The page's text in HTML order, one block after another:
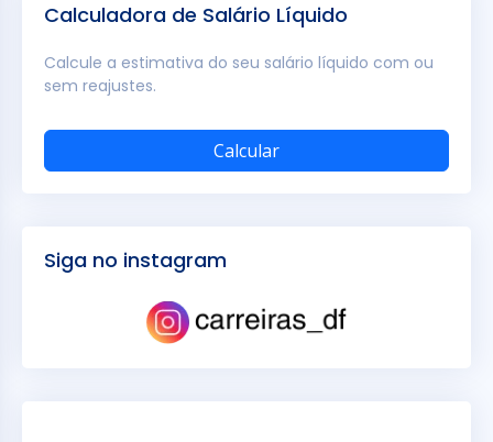
Calculadora de Salário Líquido
Calcule a estimativa do seu salário líquido com ou
sem reajustes.
Calcular
Siga no instagram